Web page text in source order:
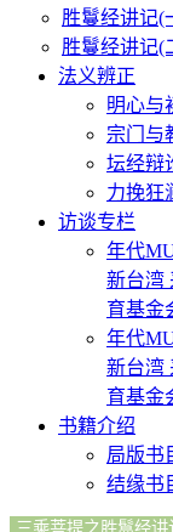
胜鬘经讲记(
胜鬘经讲记(
法义辨正
明心与
宗门与
坛经辩
力挽狂
访谈专栏
年代
新台湾
育基金
年代
新台湾
育基金
书籍介绍
局版书
结缘书